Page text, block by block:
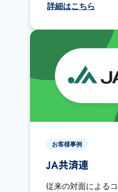
詳細はこちら
お客様事例
JA共済連
従来の対面による